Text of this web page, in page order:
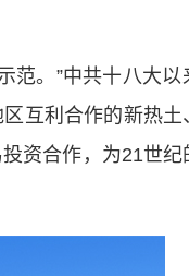
。”中共十八大以
互利合作的新热土
资合作，为21世纪